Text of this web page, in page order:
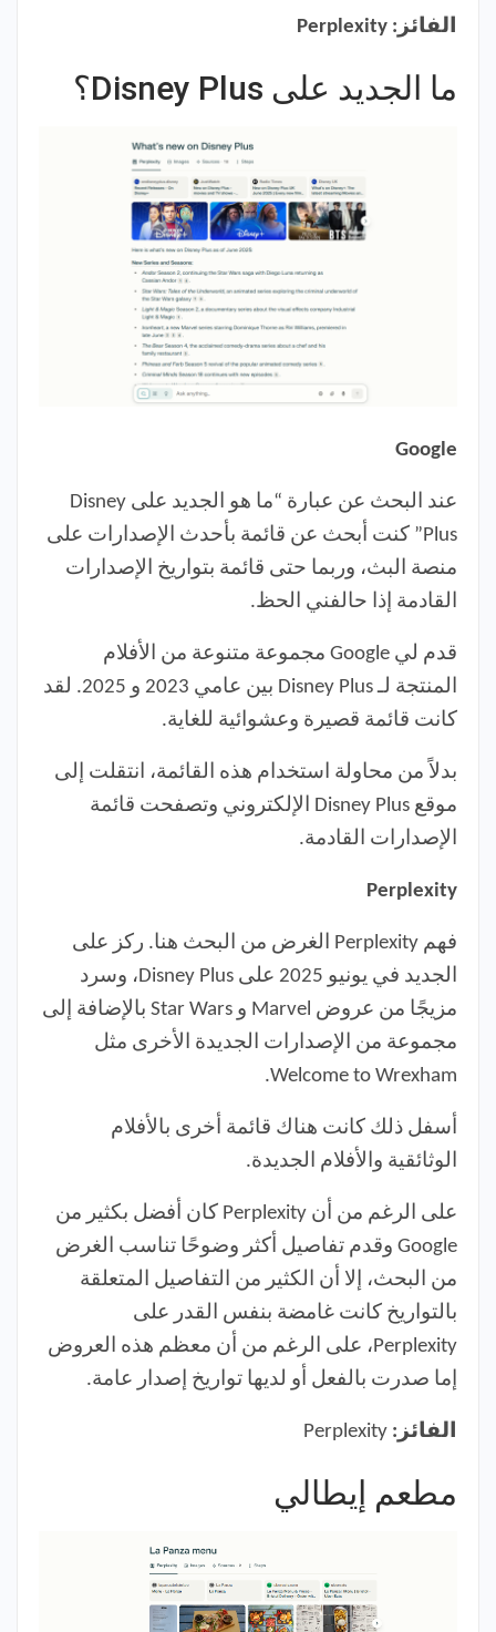
الفائز: Perplexity
ما الجديد على Disney Plus؟
Google
عند البحث عن عبارة “ما هو الجديد على Disney
Plus” كنت أبحث عن قائمة بأحدث الإصدارات على
منصة البث، وربما حتى قائمة بتواريخ الإصدارات
القادمة إذا حالفني الحظ.
قدم لي Google مجموعة متنوعة من الأفلام
المنتجة لـ Disney Plus بين عامي 2023 و 2025. لقد
كانت قائمة قصيرة وعشوائية للغاية.
بدلاً من محاولة استخدام هذه القائمة، انتقلت إلى
موقع Disney Plus الإلكتروني وتصفحت قائمة
الإصدارات القادمة.
Perplexity
فهم Perplexity الغرض من البحث هنا. ركز على
الجديد في يونيو 2025 على Disney Plus، وسرد
مزيجًا من عروض Marvel و Star Wars بالإضافة إلى
مجموعة من الإصدارات الجديدة الأخرى مثل
Welcome to Wrexham.
أسفل ذلك كانت هناك قائمة أخرى بالأفلام
الوثائقية والأفلام الجديدة.
على الرغم من أن Perplexity كان أفضل بكثير من
Google وقدم تفاصيل أكثر وضوحًا تناسب الغرض
من البحث، إلا أن الكثير من التفاصيل المتعلقة
بالتواريخ كانت غامضة بنفس القدر على
Perplexity، على الرغم من أن معظم هذه العروض
إما صدرت بالفعل أو لديها تواريخ إصدار عامة.
الفائز:
مطعم إيطالي